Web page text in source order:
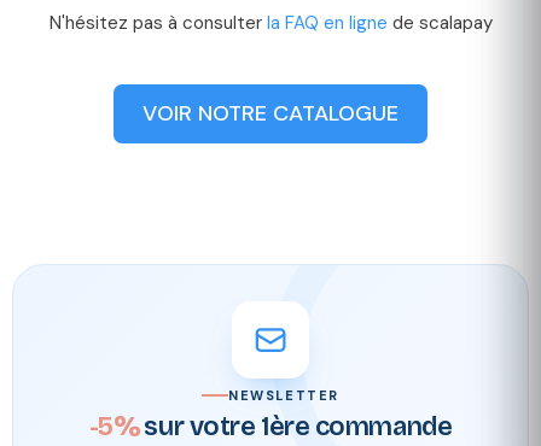
N'hésitez pas à consulter la FAQ en ligne de scalapay
VOIR NOTRE CATALOGUE
NEWSLETTER
-5%sur votre 1ère commande